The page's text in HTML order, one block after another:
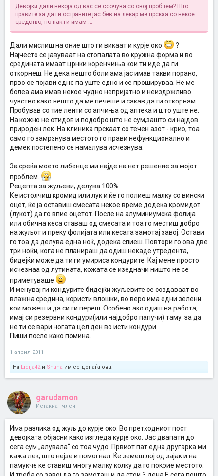
Девојки дали некоја од вас се соочува со овој проблем? Што
правите за да ги остраните јас бев на лекар ме прскаа со некое
средство, но пак ги имам ...
Дали мислиш на оние што ги викаат и курје око
?
Најчесто се јавуваат на стопалата во кружна форма и во
средината имаат црнки коренчиња кои ти иде да ги
откорнеш. Не дека нешто боли ама јас имав такви порано,
прво се појави едно па уште едно и се прошируваа. Не ме
болеа ама имав некое чудно непријатно и неиздржливо
чувство како нешто да ме печеше и сакав да ги откорнам.
Пробував со тие ленти со апчиња од аптека и што уште не.
На кожно не отидов и подобро што не сум,зашто си најдов
природен лек. На клиника прскаат со течен азот - крио, тоа
само го замрзнува местото го прави нефункционално и
демек постепено се намалува исчезнува.
За среќа моето либенце ми најде на нет решение за мојот
проблем.
Рецепта за жуљеви, делува 100% :
Ке истолчиш кромид или лук и ќе го полиеш малку со вински
оцет, ќе ја оставиш смесата некое време додека кромидот
(лукот) да го впие оцетот. После на алуминиумска фолија
или обична кеса ставаш од смесата и тоа го местиш добро
на жуљот и преку фолијата или кесата замотај завој. Остави
го тоа да делува една ноќ, додека спиеш. Повтори го ова две
три ноќи, кога не планираш да одиш некаде утредента,
бидејќи може да ти ги умириса кондурите. Кај мене просто
исчезнаа од лутината, кожата се изедначи ништо не се
приметуваше
И менувај ги кондурите бидејќи жуљевите се создаваат во
влажна средина, користи влошки, во веро има едни зелени
кои можеш и да си ги переш. Особено ако одиш на работа,
имај си резервни кондури(или најдобро папучи) таму, за да
не ти се вари ногата цел ден во исти кондури.
Пиши после како помина.
1 април 2011
На Lidija42и Shana им се допаѓа ова.
garudamon
Истакнат член
Има разлика од жуљ до курје око. Во претходниот пост
девојката објасни како изгледа курје око. Јас двапати до
сега сум „алувала“ со тоа чудо. Првиот пат една другарка ми
кажа лек, што нејзе и помогнал. Ќе земеш лој од зајак и на
памукче ке ставиш многу малку колку да го покрие местото.